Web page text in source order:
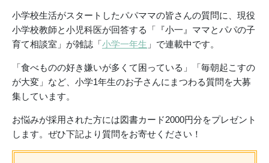
小学校生活がスタートしたパパママの皆さんの質問に、現役
小学校教師と小児科医が回答する「『小一』ママとパパの子
育て相談室」が雑誌「小学一年生 」で連載中です。
「食べものの好き嫌いが多くて困っている」「毎朝起こすの
が大変」など、小学1年生のお子さんにまつわる質問を大募
集しています。
お悩みが採用された方には図書カード2000円分をプレゼント
します。ぜひ下記より質問をお寄せください！